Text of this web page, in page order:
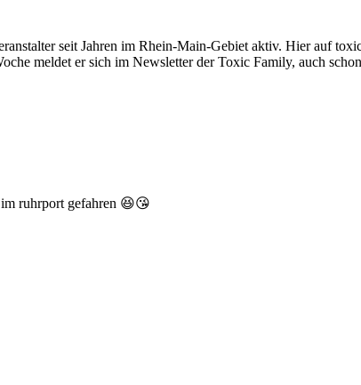
seit Jahren im Rhein-Main-Gebiet aktiv. Hier auf
meldet er sich im Newsletter der Toxic Family, auch
ruhrport gefahren 😆😘